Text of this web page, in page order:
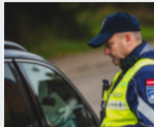
Aizvadītās nedēļas nogalē Vidzemē pie stūres
sešas personas